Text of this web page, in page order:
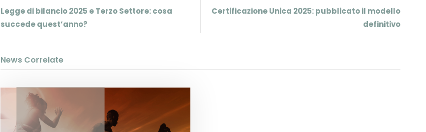
Legge di bilancio 2025 e Terzo Settore: cosa
succede quest’anno?
Certificazione Unica 2025: pubblicato il modello
definitivo
News Correlate